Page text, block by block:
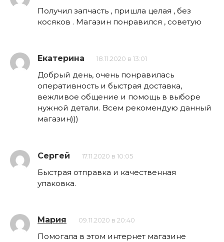
Получил запчасть , пришла целая , без
косяков . Магазин понравился , советую
Екатерина 18.11.2020 в 13:01
Добрый день, очень понравилась
оперативность и быстрая доставка,
вежливое общение и помощь в выборе
нужной детали. Всем рекомендую данный
магазин)))
Сергей 17.11.2020 в 10:05
Быстрая отправка и качественная
упаковка.
Мария 09.11.2020 в 20:40
Помогала в этом интернет магазине